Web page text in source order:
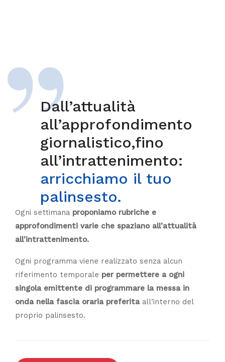
Dall’attualità
all’approfondimento
giornalistico,fino
all’intrattenimento:
arricchiamo il tuo
palinsesto.
Ogni settimana proponiamo rubriche e
approfondimenti varie che spaziano all’attualità
all’intrattenimento.
Ogni programma viene realizzato senza alcun
riferimento temporale per permettere a ogni
singola emittente di programmare la messa in
onda nella fascia oraria preferitaall’interno del
proprio palinsesto.